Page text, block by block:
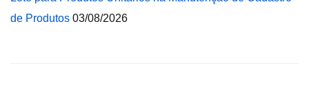
de Produtos 03/08/2026